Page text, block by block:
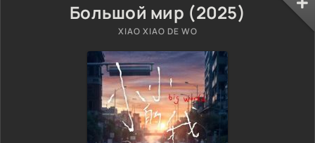
Большой мир (2025)
XIAO XIAO DE WO